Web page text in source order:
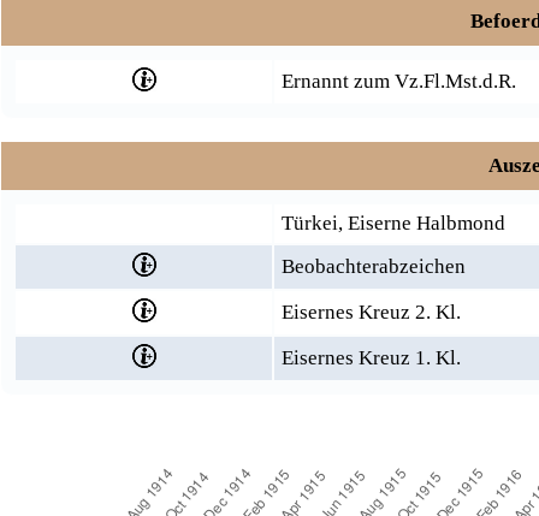
Ernannt zum Vz.Fl.Mst.d.R.
Türkei, Eiserne Halbmond
Beobachterabzeichen
Eisernes Kreuz 2. Kl.
Eisernes Kreuz 1. Kl.